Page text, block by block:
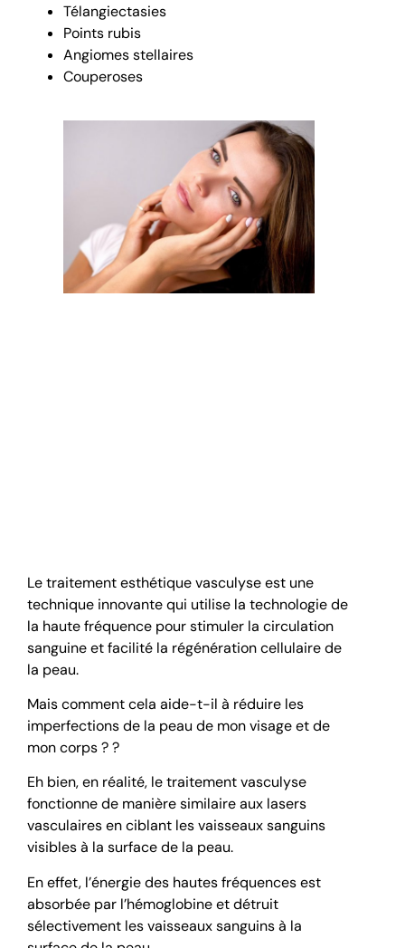
Télangiectasies
Points rubis
Angiomes stellaires
Couperoses
Le traitement esthétique vasculyse est une
technique innovante qui utilise la technologie de
la haute fréquence pour stimuler la circulation
sanguine et facilité la régénération cellulaire de
la peau.
Mais comment cela aide-t-il à réduire les
imperfections de la peau de mon visage et de
mon corps ? ?
Eh bien, en réalité, le traitement vasculyse
fonctionne de manière similaire aux lasers
vasculaires en ciblant les vaisseaux sanguins
visibles à la surface de la peau.
En effet, l’énergie des hautes fréquences est
absorbée par l’hémoglobine et détruit
sélectivement les vaisseaux sanguins à la